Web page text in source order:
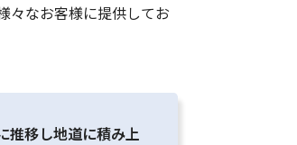
々なお客様に提供してお
推移し地道に積み上